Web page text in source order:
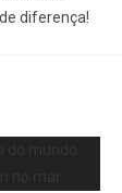
diferença!